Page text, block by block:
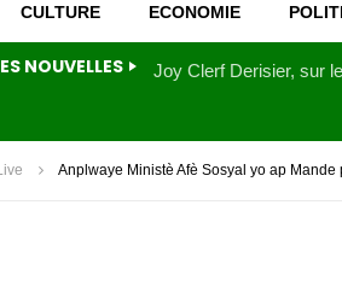
CULTURE ECONOMIE
NOUVELLES
Anplwaye Ministè Afè Sosyal yo ap